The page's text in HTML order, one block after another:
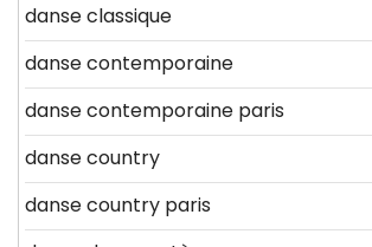
danse classique
danse contemporaine
danse contemporaine paris
danse country
danse country paris